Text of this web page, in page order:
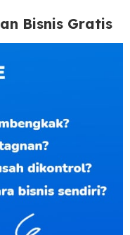
Bisnis Gratis